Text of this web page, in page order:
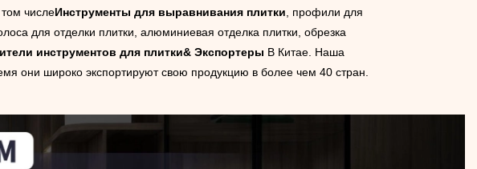
числеИнструменты для выравнивания плитки, профили для
для отделки плитки, алюминиевая отделка плитки, обрезка
инструментов для плитки& Экспортеры В Китае. Наша
они широко экспортируют свою продукцию в более чем 40 стран.